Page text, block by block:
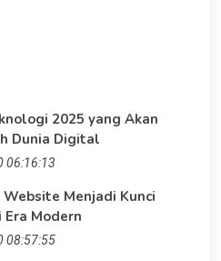
2025 yang Akan
Dunia Digital
06:16:13
Website Menjadi Kunci
Era Modern
08:57:55